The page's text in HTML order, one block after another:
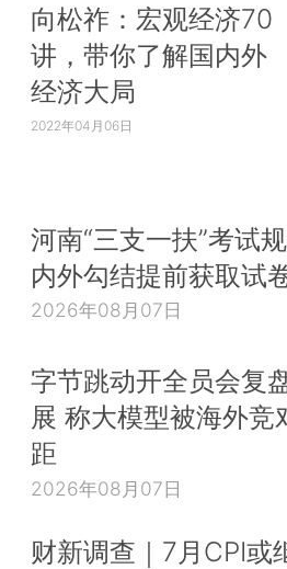
向松祚：宏观经济70
讲，带你了解国内外
经济大局
2022年04月06日
河南“三支一扶”考试
内外勾结提前获取试
2026年08月07日
字节跳动开全员会复
展 称大模型被海外竞
距
2026年08月07日
财新调查｜7月CPI或